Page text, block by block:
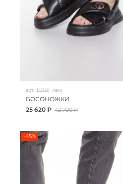
арт. ID2128_nero
БОСОНОЖКИ
25 620 ₽ 42 700 ₽
-45%